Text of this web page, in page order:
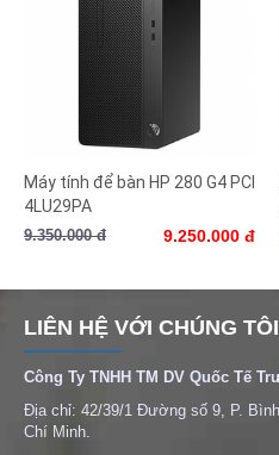
Máy tính để bàn HP 280 G4 PCI
4LU29PA
9.350.000 đ 9.250.000 đ
LIÊN HỆ VỚI CHÚNG TÔI
Công Ty TNHH TM DV Quốc Tế
Địa chỉ: 42/39/1 Đường số 9, P.
Chí Minh.